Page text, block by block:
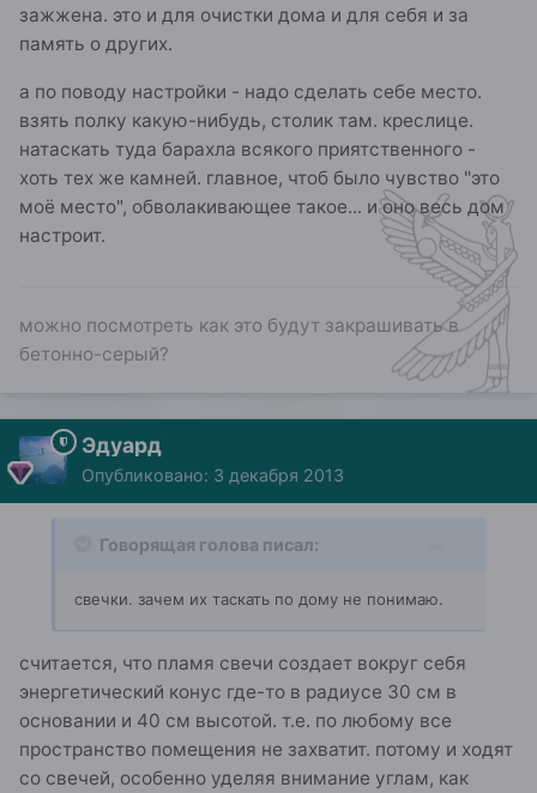
зажжена. это и для очистки дома и для себя и за
память о других.
а по поводу настройки - надо сделать себе место.
взять полку какую-нибудь, столик там. креслице.
натаскать туда барахла всякого приятственного -
хоть тех же камней. главное, чтоб было чувство "это
моё место", обволакивающее такое... и оно весь дом
настроит.
можно посмотреть как это будут закрашивать в
бетонно-серый?
Эдуард
Опубликовано: 3 декабря 2013
Говорящая голова писал:
свечки. зачем их таскать по дому не понимаю.
считается, что пламя свечи создает вокруг себя
энергетический конус где-то в радиусе 30 см в
основании и 40 см высотой. т.е. по любому все
пространство помещения не захватит. потому и ходят
со свечей, особенно уделяя внимание углам, как